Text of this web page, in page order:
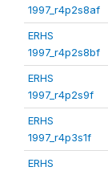
1997_r4p2s8af
ERHS
1997_r4p2s8bf
ERHS
1997_r4p2s9f
ERHS
1997_r4p3s1f
ERHS